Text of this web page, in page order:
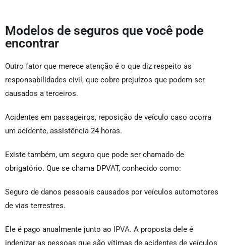
Modelos de seguros que você pode
encontrar
Outro fator que merece atenção é o que diz respeito as
responsabilidades civil, que cobre prejuízos que podem ser
causados a terceiros.
Acidentes em passageiros, reposição de veículo caso ocorra
um acidente, assistência 24 horas.
Existe também, um seguro que pode ser chamado de
obrigatório. Que se chama DPVAT, conhecido como:
Seguro de danos pessoais causados por veículos automotores
de vias terrestres.
Ele é pago anualmente junto ao IPVA. A proposta dele é
indenizar as pessoas que são vítimas de acidentes de veículos